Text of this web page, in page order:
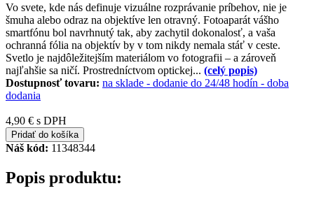
Vo svete, kde nás definuje vizuálne rozprávanie príbehov, nie je
šmuha alebo odraz na objektíve len otravný. Fotoaparát vášho
smartfónu bol navrhnutý tak, aby zachytil dokonalosť, a vaša
ochranná fólia na objektív by v tom nikdy nemala stáť v ceste.
Svetlo je najdôležitejším materiálom vo fotografii – a zároveň
najľahšie sa ničí. Prostredníctvom optickej... (celý popis)
Dostupnosť tovaru: na sklade - dodanie do 24/48 hodín - doba
dodania
4,90 € s DPH
Pridať do košíka
Náš kód: 11348344
Popis produktu: